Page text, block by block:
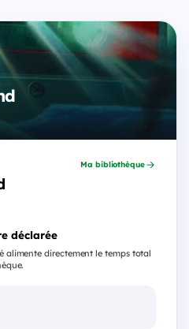
Ma bibliothèque
déclarée
alimente directement le temps total